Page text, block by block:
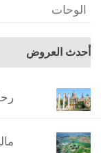
الوحات
أحدث العروض